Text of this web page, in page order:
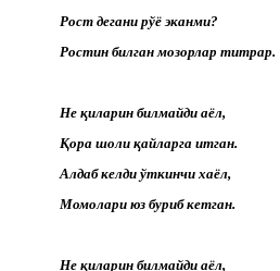
Рост дегани рўё эканми?
Ростин билган мозорлар титрар.
Не қиларин билмайди аёл,
Қора шоли қайларга итган.
Алдаб келди ўткинчи хаёл,
Момолари юз буриб кетган.
Не қиларин билмайди аёл,